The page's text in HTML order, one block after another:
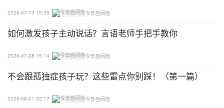
已认证 区域：山西忻州市 成立日期：2012-09-06 创
东、小康街北侧，创建于2012年，是山西省原平市
唯一一所全日制九年义务教育的公办特殊教育学校。
原平市震宇特殊教育学校
2026-07-17 15:36 今日自闭症
如何激发孩子主动说话？言语老师手把手教你
2026-07-28 15:14 今日自闭症
不会跟孤独症孩子玩？这些雷点你别踩！（第一篇）
2026-08-01 02:17 今日自闭症